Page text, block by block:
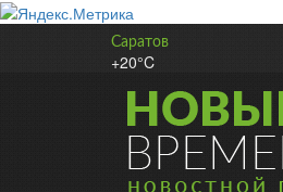
Саратов
+20°C